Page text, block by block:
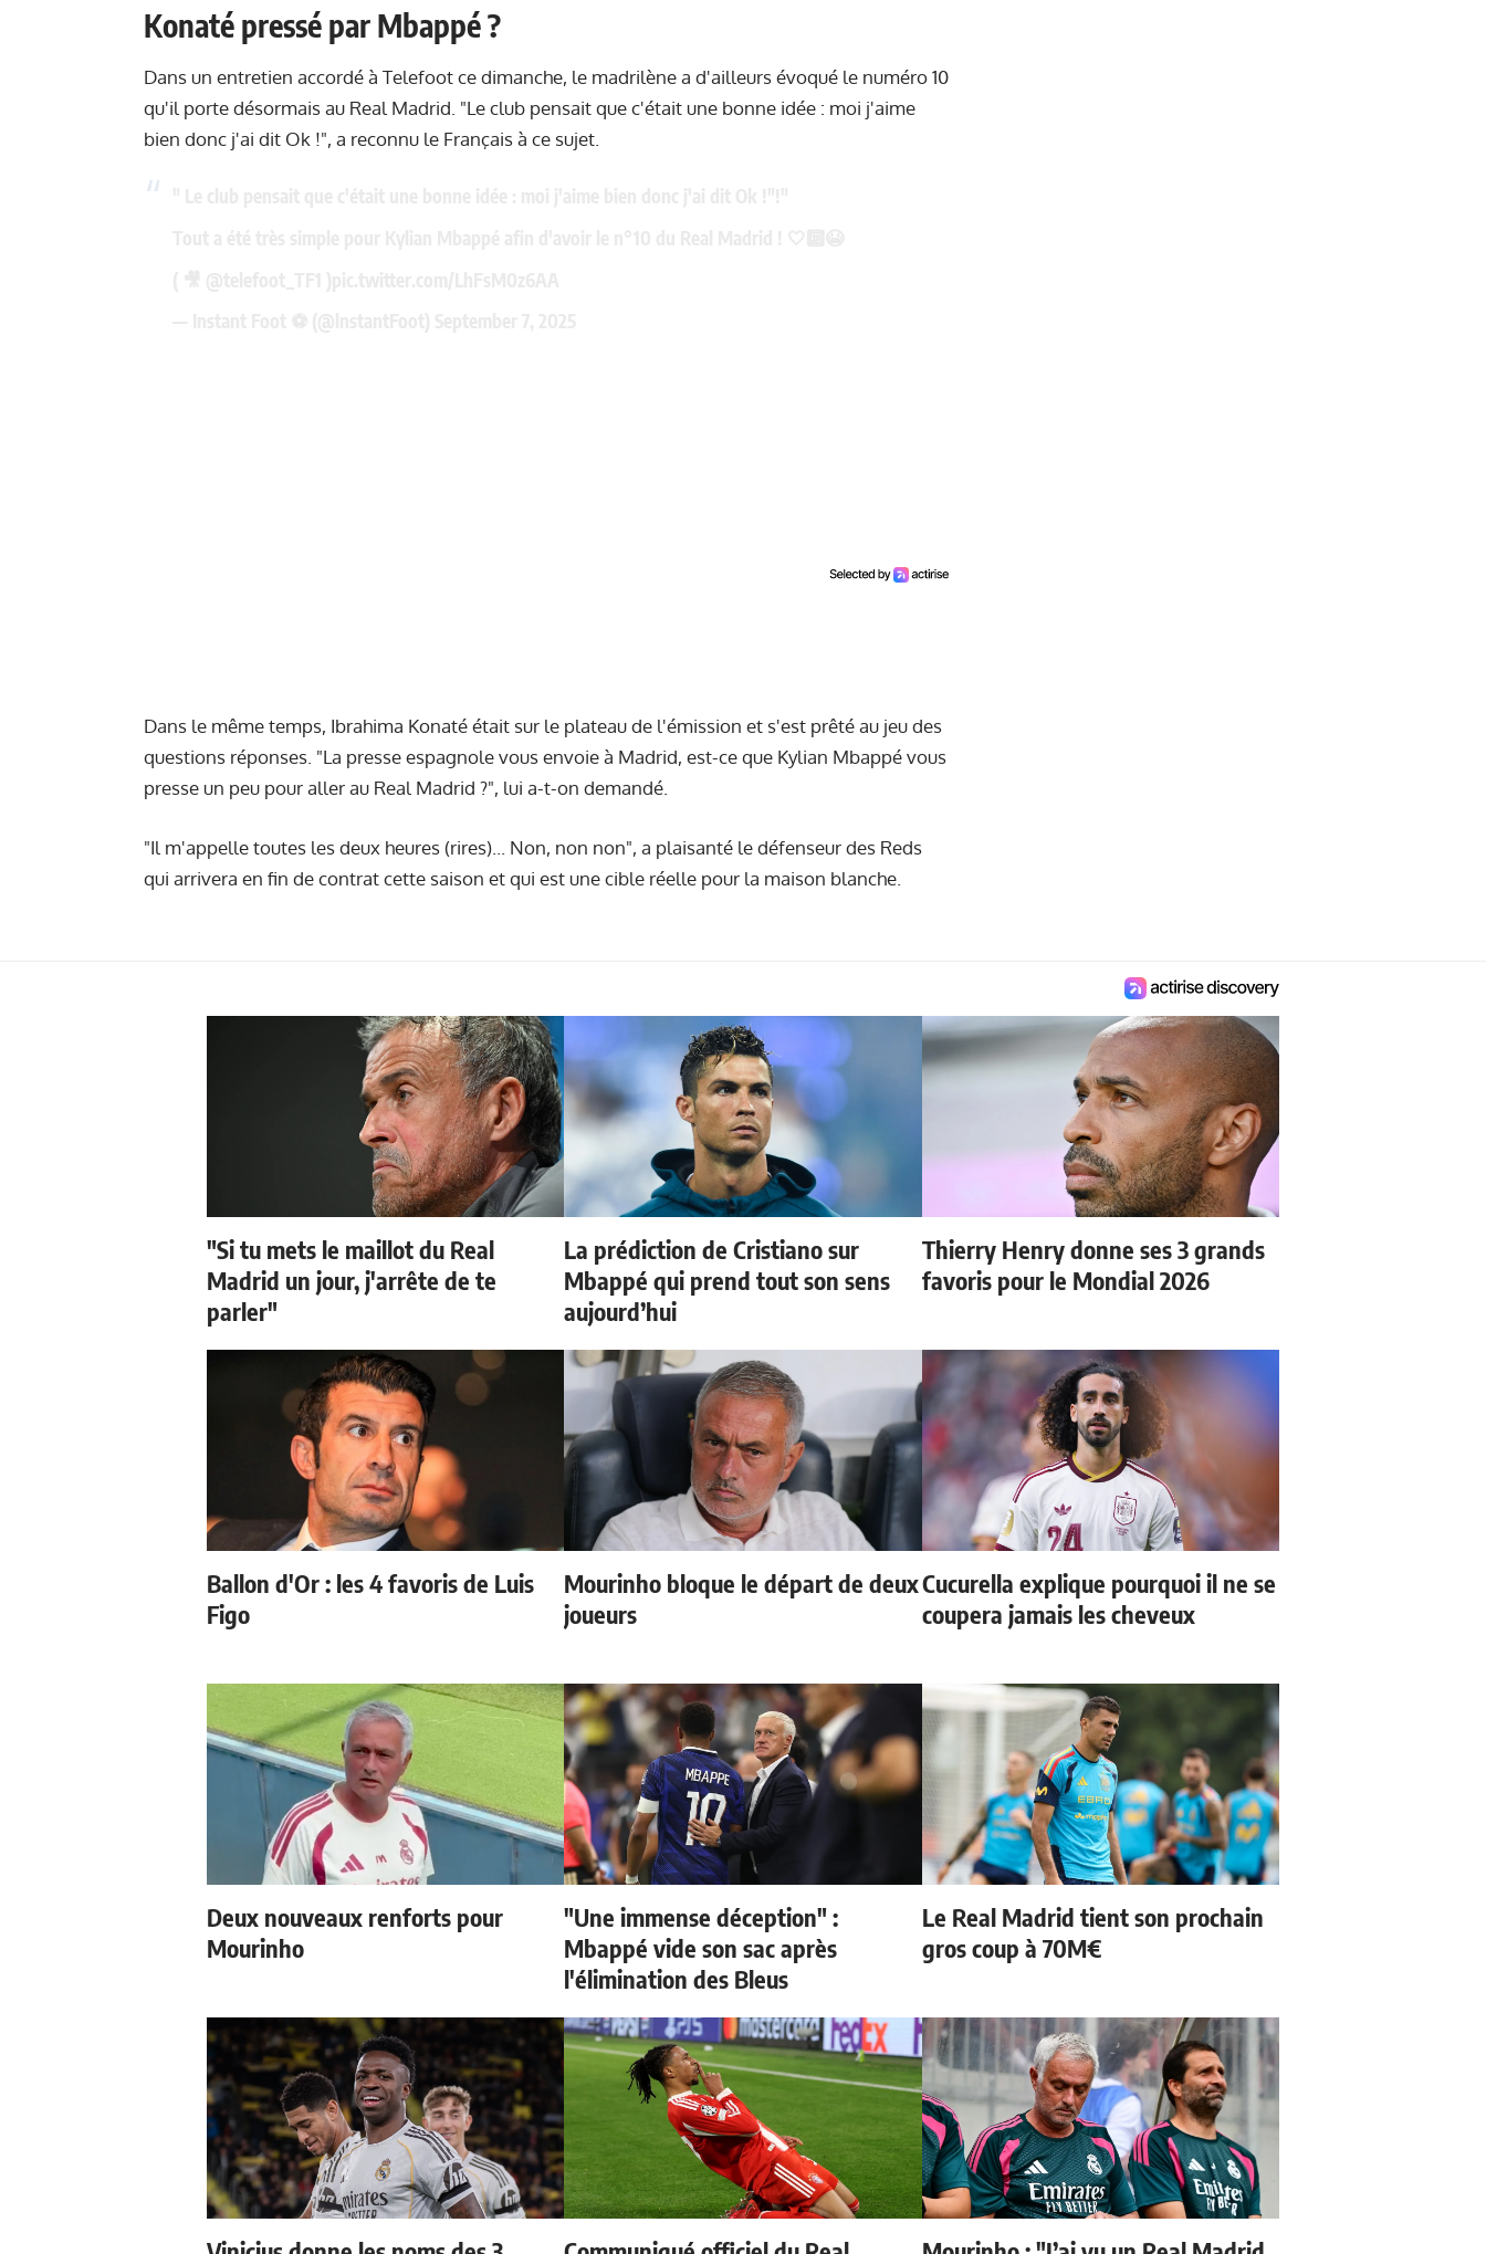
Konaté pressé par Mbappé ?
Dans un entretien accordé à Telefoot ce dimanche, le madrilène a d'ailleurs évoqué le numéro 10
qu'il porte désormais au Real Madrid. "Le club pensait que c'était une bonne idée : moi j'aime
bien donc j'ai dit Ok !", a reconnu le Français à ce sujet.
Dans le même temps, Ibrahima Konaté était sur le plateau de l'émission et s'est prêté au jeu des
questions réponses. "La presse espagnole vous envoie à Madrid, est-ce que Kylian Mbappé vous
presse un peu pour aller au Real Madrid ?", lui a-t-on demandé.
"Il m'appelle toutes les deux heures (rires)... Non, non non", a plaisanté le défenseur des Reds
qui arrivera en fin de contrat cette saison et qui est une cible réelle pour la maison blanche.
"Si tu mets le maillot du Real
Madrid un jour, j'arrête de te
parler"
La prédiction de Cristiano sur
Mbappé qui prend tout son sens
aujourd’hui
Thierry Henry donne ses 3 grands
favoris pour le Mondial 2026
Ballon d'Or : les 4 favoris de Luis
Figo
Mourinho bloque le départ de deux
joueurs
Cucurella explique pourquoi il ne se
coupera jamais les cheveux
Deux nouveaux renforts pour
Mourinho
"Une immense déception" :
Mbappé vide son sac après
l'élimination des Bleus
Le Real Madrid tient son prochain
gros coup à 70M€